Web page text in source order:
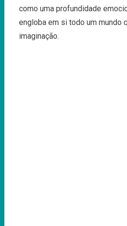
como uma profundidade
engloba em si todo um mundo
imaginação.